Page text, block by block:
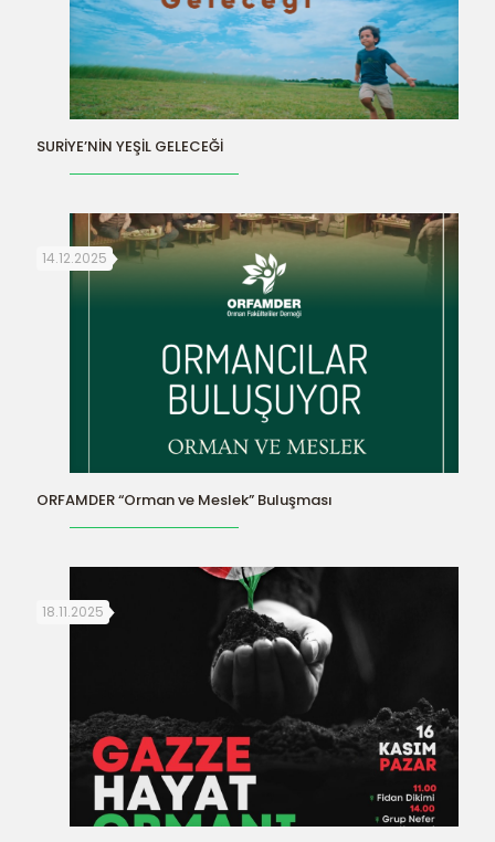
SURİYE’NİN YEŞİL GELECEĞİ
14.12.2025
ORFAMDER “Orman ve Meslek” Buluşması
18.11.2025